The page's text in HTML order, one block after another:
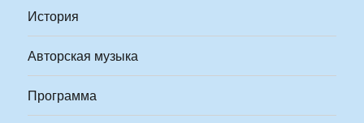
История
Авторская музыка
Программа